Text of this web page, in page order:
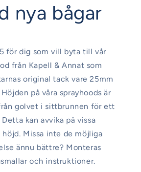
nya bågar
för dig som vill byta till vår
från Kapell & Annat som
original tack vare 25mm
på våra sprayhoods är
golvet i sittbrunnen för ett
kan avvika på vissa
Missa inte de möjliga
ännu bättre? Monteras
och instruktioner.